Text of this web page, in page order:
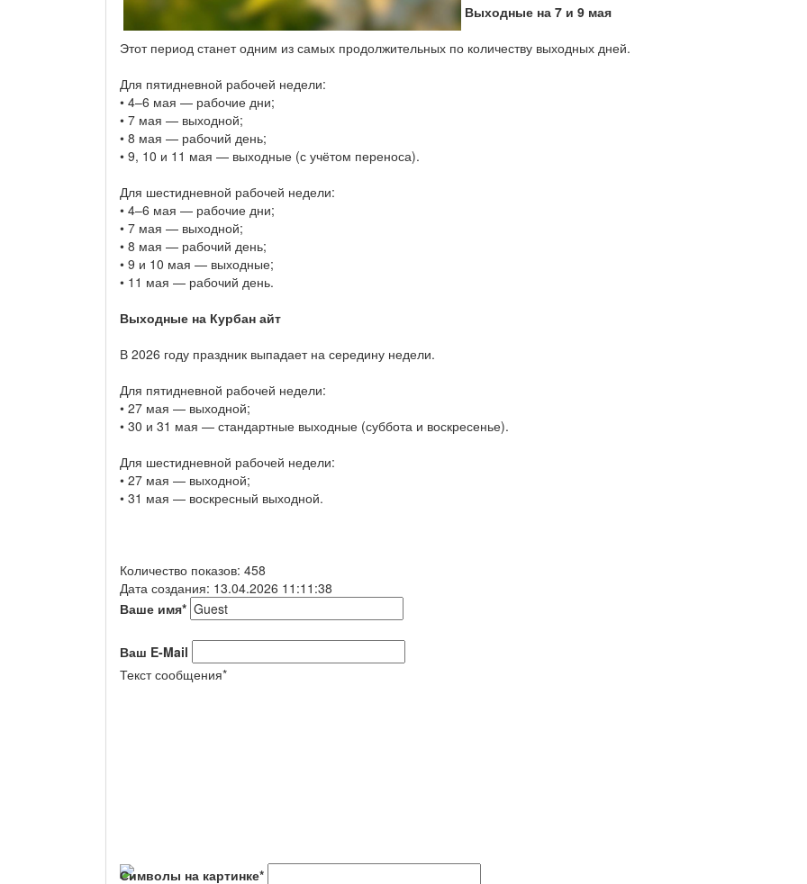
Выходные на 7 и 9 мая
Этот период станет одним из самых продолжительных по количеству выходных дней.
Для пятидневной рабочей недели:
• 4–6 мая — рабочие дни;
• 7 мая — выходной;
• 8 мая — рабочий день;
• 9, 10 и 11 мая — выходные (с учётом переноса).
Для шестидневной рабочей недели:
• 4–6 мая — рабочие дни;
• 7 мая — выходной;
• 8 мая — рабочий день;
• 9 и 10 мая — выходные;
• 11 мая — рабочий день.
Выходные на Курбан айт
В 2026 году праздник выпадает на середину недели.
Для пятидневной рабочей недели:
• 27 мая — выходной;
• 30 и 31 мая — стандартные выходные (суббота и воскресенье).
Для шестидневной рабочей недели:
• 27 мая — выходной;
• 31 мая — воскресный выходной.
Количество показов: 458
Дата создания: 13.04.2026 11:11:38
Ваше имя*
Ваш E-Mail
Текст сообщения*
Символы на картинке*